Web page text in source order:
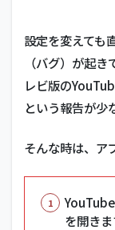
設定を変えても
（バグ）が起
レビ版の
という報告が少
そんな時は、ア
を開きま